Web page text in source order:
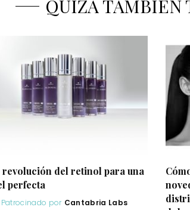
QUIZÁ TAMBIÉN
revolución del retinol para una
perfecta
Patrocinado por Cantabria Labs